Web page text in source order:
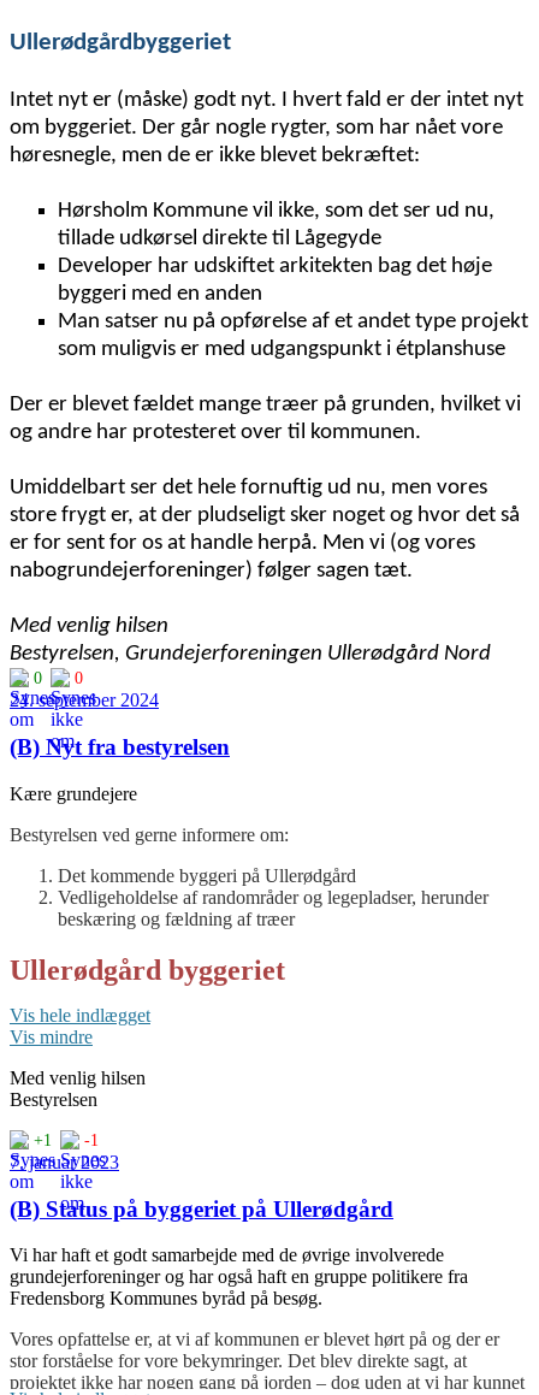
Ullerødgårdbyggeriet
Intet nyt er (måske) godt nyt. I hvert fald er der intet nyt
om byggeriet. Der går nogle rygter, som har nået vore
høresnegle, men de er ikke blevet bekræftet:
Hørsholm Kommune vil ikke, som det ser ud nu,
tillade udkørsel direkte til Lågegyde
Developer har udskiftet arkitekten bag det høje
byggeri med en anden
Man satser nu på opførelse af et andet type projekt
som muligvis er med udgangspunkt i étplanshuse
Der er blevet fældet mange træer på grunden, hvilket vi
og andre har protesteret over til kommunen.
Umiddelbart ser det hele fornuftig ud nu, men vores
store frygt er, at der pludseligt sker noget og hvor det så
er for sent for os at handle herpå. Men vi (og vores
nabogrundejerforeninger) følger sagen tæt.
Med venlig hilsen
Bestyrelsen, Grundejerforeningen Ullerødgård Nord
0 0
24. september 2024
(B) Nyt fra bestyrelsen
Kære grundejere
Bestyrelsen ved gerne informere om:
Det kommende byggeri på Ullerødgård
Vedligeholdelse af randområder og legepladser, herunder
beskæring og fældning af træer
Ullerødgård byggeriet
Kommunen har indbudt nærmeste naboer og relevante
grundejerforeninger til et møde på rådhuset mandag 28/11.
Vi har tidligere orienteret om de kommende planer for nybyggeri
hos Ullerødgård. Dette er sket både ved nyhedsbreve og i
bestyrelsens årsberetning på seneste generalforsamling. Læs evt.
disse på hjemmesiden.
Et kort resumé:
bebygge området. Den eksisterende lokalplan giver lov til at bygge
23 etplans parcelhuse, hvoraf de 4 første blev bygget omkring 1999.
Og det er slet ikke den plan, de nye ejere har. De har fremlagt en
sig gøre, så har de bedt kommunen om at revidere den eksisterende
lokalplan.
Vis hele indlægget
Vis mindre
Med venlig hilsen
Bestyrelsen
+1 -1
7. januar 2023
(B) Status på byggeriet på Ullerødgård
Vi har haft et godt samarbejde med de øvrige involverede
grundejerforeninger og har også haft en gruppe politikere fra
Fredensborg Kommunes byråd på besøg.
Vores opfattelse er, at vi af kommunen er blevet hørt på og der er
stor forståelse for vore bekymringer. Det blev direkte sagt, at
projektet ikke har nogen gang på jorden – dog uden at vi har kunnet